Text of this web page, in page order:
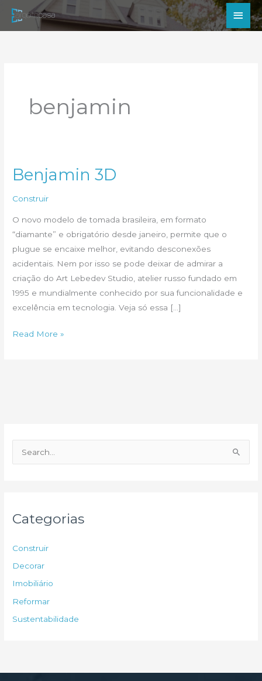
para
benjamin
Benjamin 3D
Construir
O novo modelo de tomada brasileira, em formato
“diamante” e obrigatório desde janeiro, permite que o
plugue se encaixe melhor, evitando desconexões
acidentais. Nem por isso se pode deixar de admirar a
criação do Art Lebedev Studio, atelier russo fundado em
1995 e mundialmente conhecido por sua funcionalidade e
excelência em tecnologia. Veja só essa […]
Benjamin
Read More »
e
p
o
r
Categorias
Construir
Decorar
Imobiliário
Reformar
Sustentabilidade